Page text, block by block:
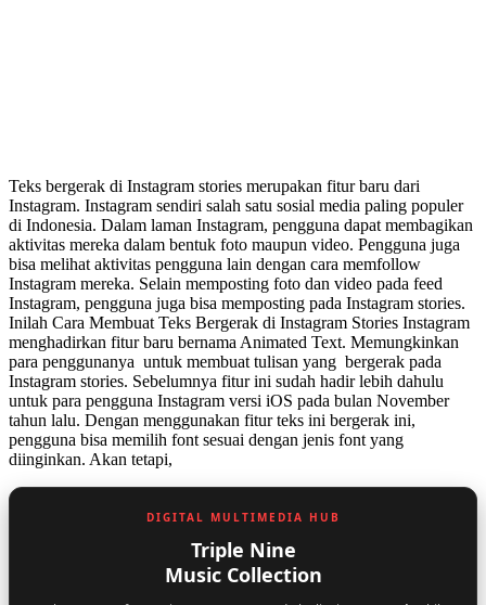
Teks bergerak di Instagram stories merupakan fitur baru dari
Instagram. Instagram sendiri salah satu sosial media paling populer
di Indonesia. Dalam laman Instagram, pengguna dapat membagikan
aktivitas mereka dalam bentuk foto maupun video. Pengguna juga
bisa melihat aktivitas pengguna lain dengan cara memfollow
Instagram mereka. Selain memposting foto dan video pada feed
Instagram, pengguna juga bisa memposting pada Instagram stories.
Inilah Cara Membuat Teks Bergerak di Instagram Stories Instagram
menghadirkan fitur baru bernama Animated Text. Memungkinkan
para penggunanya untuk membuat tulisan yang bergerak pada
Instagram stories. Sebelumnya fitur ini sudah hadir lebih dahulu
untuk para pengguna Instagram versi iOS pada bulan November
tahun lalu. Dengan menggunakan fitur teks ini bergerak ini,
pengguna bisa memilih font sesuai dengan jenis font yang
diinginkan. Akan tetapi,
DIGITAL MULTIMEDIA HUB
Triple Nine
Music Collection